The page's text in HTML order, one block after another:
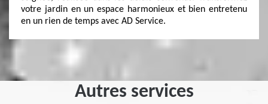
votre jardin en un espace harmonieux et bien entretenu
en un rien de temps avec AD Service.
Autres services